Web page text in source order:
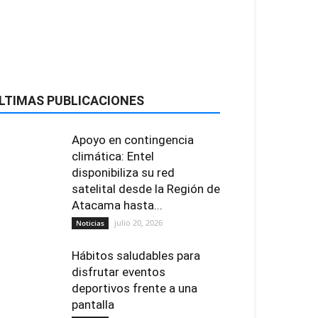
PUBLICACIONES
Apoyo en contingencia
climática: Entel
disponibiliza su red
satelital desde la Región de
Atacama hasta...
Noticias julio 20, 2026
Hábitos saludables para
disfrutar eventos
deportivos frente a una
pantalla